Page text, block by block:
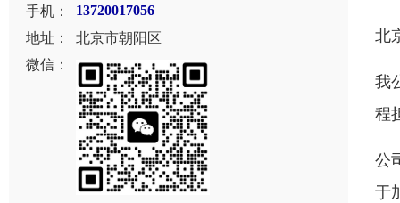
手机：
13720017056
地址：
北京市朝阳区
微信：
北
我
程
公
于